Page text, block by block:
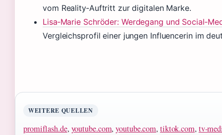
vom Reality‑Auftritt zur digitalen Marke.
Lisa‑Marie Schröder: Werdegang und
Vergleichsprofil einer jungen Influencerin im
WEITERE QUELLEN
promiflash.de, youtube.com,youtube.com, tiktok.com, tv-